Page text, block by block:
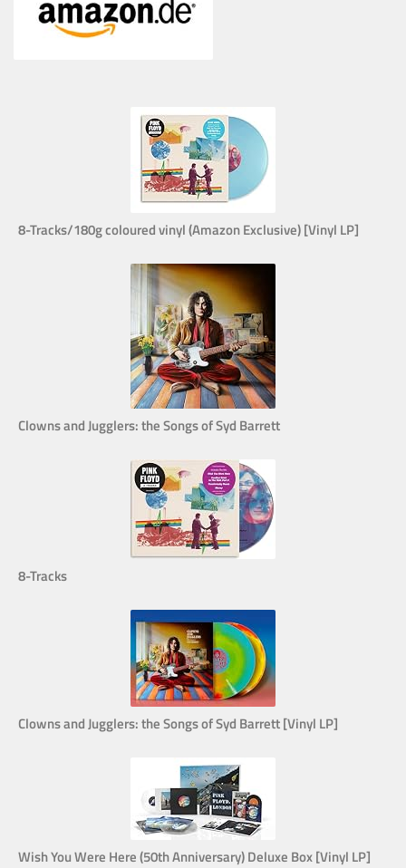
8-Tracks/180g coloured vinyl (Amazon Exclusive) [Vinyl LP]
Clowns and Jugglers: the Songs of Syd Barrett
8-Tracks
Clowns and Jugglers: the Songs of Syd Barrett [Vinyl LP]
Wish You Were Here (50th Anniversary) Deluxe Box [Vinyl LP]